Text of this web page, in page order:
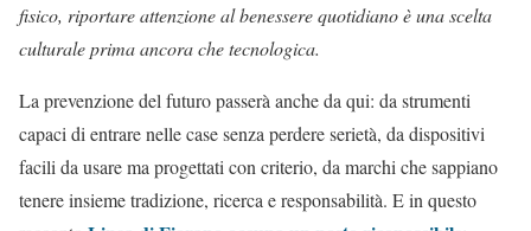
fisico, riportare attenzione al benessere quotidiano è una scelta
culturale prima ancora che tecnologica.
La prevenzione del futuro passerà anche da qui: da strumenti
capaci di entrare nelle case senza perdere serietà, da dispositivi
facili da usare ma progettati con criterio, da marchi che sappiano
tenere insieme tradizione, ricerca e responsabilità. E in questo